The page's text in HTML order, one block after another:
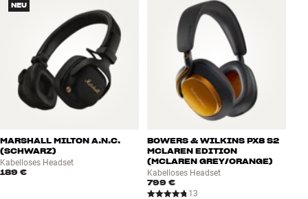
NEU
MARSHALL MILTON A.N.C.
(SCHWARZ)
Kabelloses Headset
189 €
BOWERS & WILKINS PX8 S2
MCLAREN EDITION
(MCLAREN GREY/ORANGE)
Kabelloses Headset
799 €
13